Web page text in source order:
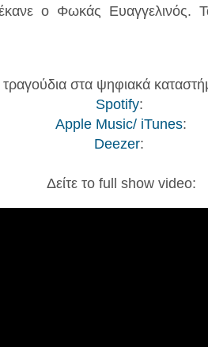
ο Φωκάς Ευαγγελινός.
τραγούδια στα ψηφιακά
Spotify:
Apple Music/ iTunes:
Deezer:
Δείτε το full show video: